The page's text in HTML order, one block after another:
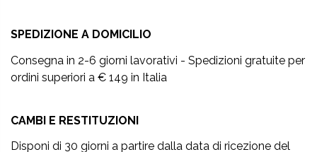
SPEDIZIONE A DOMICILIO
Consegna in 2-6 giorni lavorativi - Spedizioni gratuite per
ordini superiori a € 149 in Italia
CAMBI E RESTITUZIONI
Disponi di 30 giorni a partire dalla data di ricezione del